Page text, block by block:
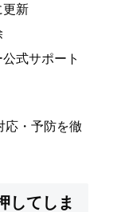
更新
式サポート
応・予防を徹
してしま